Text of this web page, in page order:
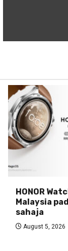
HONOR
Malaysia
sahaja
August 5, 2026